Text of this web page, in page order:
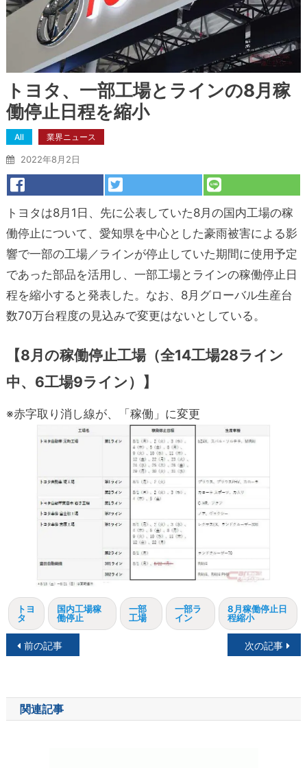
トヨタ、一部工場とラインの8月稼
働停止日程を縮小
All 業界ニュース
2022年8月2日
トヨタは8月1日、先に公表していた8月の国内工場の稼
働停止について、愛知県を中心とした豪雨被害による影
響で一部の工場／ラインが停止していた期間に使用予定
であった部品を活用し、一部工場とラインの稼働停止日
程を縮小すると発表した。なお、8月グローバル生産台
数70万台程度の見込みで変更はないとしている。
【8月の稼働停止工場（全14工場28ライン
中、6工場9ライン）】
※赤字取り消し線が、「稼働」に変更
トヨ
タ
国内工場稼
働停止
一部
工場
一部ラ
イン
8月稼働停止日
程縮小
投
ナ
ビ
前の記事 次の記事
関連記事